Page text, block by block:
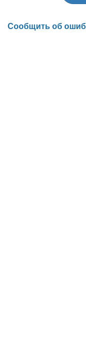
Сообщить об